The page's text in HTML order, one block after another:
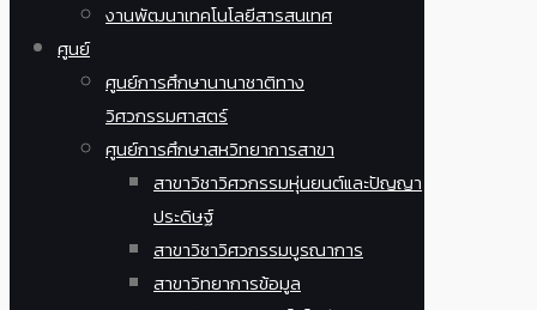
งานพัฒนาเทคโนโลยีสารสนเทศ
ศูนย์
ศูนย์การศึกษานานาชาติทาง
วิศวกรรมศาสตร์
ศูนย์การศึกษาสหวิทยาการสาขา
สาขาวิชาวิศวกรรมหุ่นยนต์และปัญญา
ประดิษฐ์
สาขาวิชาวิศวกรรมบูรณาการ
สาขาวิทยาการข้อมูล